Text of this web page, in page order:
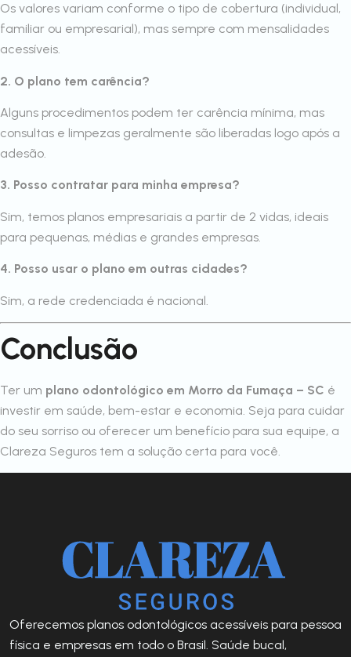
Os valores variam conforme o tipo de cobertura (individual,
familiar ou empresarial), mas sempre com mensalidades
acessíveis.
2. O plano tem carência?
Alguns procedimentos podem ter carência mínima, mas
consultas e limpezas geralmente são liberadas logo após a
adesão.
3. Posso contratar para minha empresa?
Sim, temos planos empresariais a partir de 2 vidas, ideais
para pequenas, médias e grandes empresas.
4. Posso usar o plano em outras cidades?
Sim, a rede credenciada é nacional.
Conclusão
Ter um plano odontológico em Morro da Fumaça – SC é
investir em saúde, bem-estar e economia. Seja para cuidar
do seu sorriso ou oferecer um benefício para sua equipe, a
Clareza Seguros tem a solução certa para você.
Oferecemos planos odontológicos acessíveis para pessoa
física e empresas em todo o Brasil. Saúde bucal,